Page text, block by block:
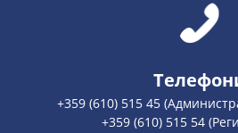
+359 (610) 515 45
+359 (610) 515 54